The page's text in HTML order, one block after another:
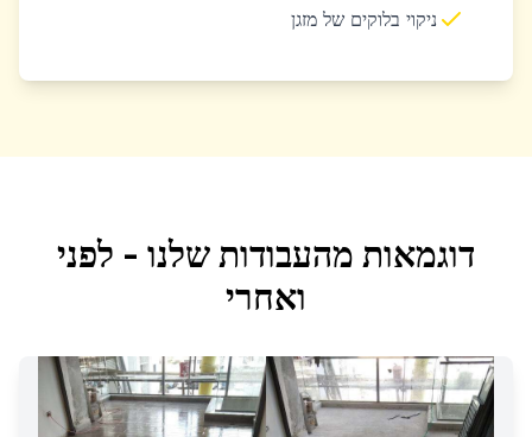
ניקוי בלוקים של מזגן
דוגמאות מהעבודות שלנו - לפני
ואחרי